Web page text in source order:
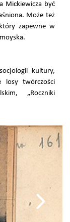
Mickiewicza być
Może też
zapewne w
kultury,
losy twórczości
„Roczniki